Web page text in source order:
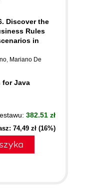
Discover the
Rules
in
, Mariano De
for Java
382.51 zł
74,49 zł (16%)